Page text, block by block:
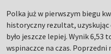
Polka już w pierwszym biegu
historyczny rezultat, uzyskując
było jeszcze lepiej. Wynik 6,53
wspinaczce na czas. Poprzedni